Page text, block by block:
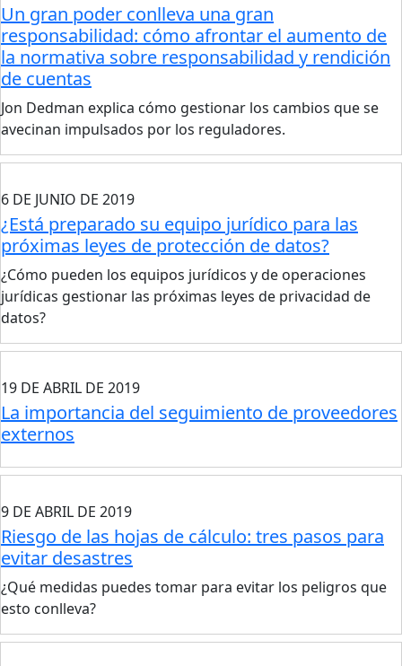
Un gran poder conlleva una gran
responsabilidad: cómo afrontar el aumento de
la normativa sobre responsabilidad y rendición
de cuentas
Jon Dedman explica cómo gestionar los cambios que se
avecinan impulsados por los reguladores.
6 DE JUNIO DE 2019
¿Está preparado su equipo jurídico para las
próximas leyes de protección de datos?
¿Cómo pueden los equipos jurídicos y de operaciones
jurídicas gestionar las próximas leyes de privacidad de
datos?
19 DE ABRIL DE 2019
La importancia del seguimiento de proveedores
externos
9 DE ABRIL DE 2019
Riesgo de las hojas de cálculo: tres pasos para
evitar desastres
¿Qué medidas puedes tomar para evitar los peligros que
esto conlleva?